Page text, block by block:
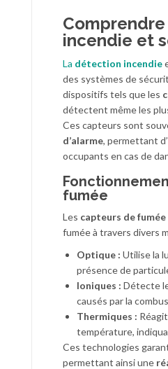
incendie et
La détection incendie
des systèmes de
dispositifs tels que les
détectent même les
Ces capteurs sont
d’alarme, permettant
occupants en cas de
fumée
Les capteurs de fumée
fumée à travers divers
Optique : Utilise la
présence de
Ioniques : Détecte
causés par la
Thermiques :
température,
Ces technologies
permettant ainsi une